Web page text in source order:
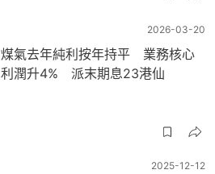
2026-03-20
煤氣去年純利按年持平 業務核心
利潤升4% 派末期息23港仙
2025-12-12